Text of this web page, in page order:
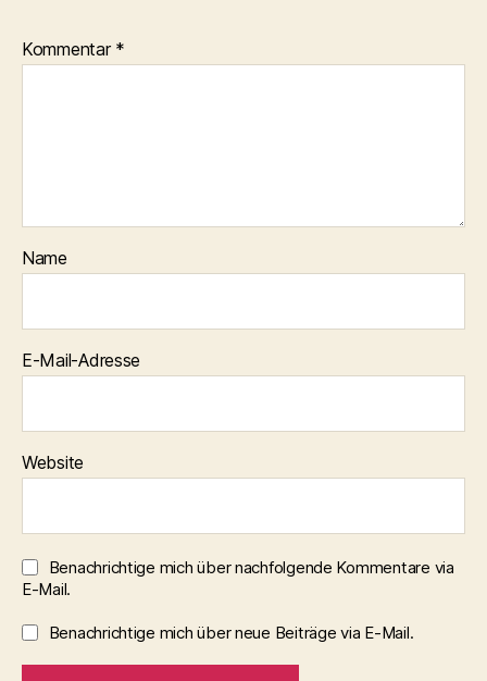
Kommentar *
Name
E-Mail-Adresse
Website
Benachrichtige mich über nachfolgende Kommentare via
E-Mail.
Benachrichtige mich über neue Beiträge via E-Mail.